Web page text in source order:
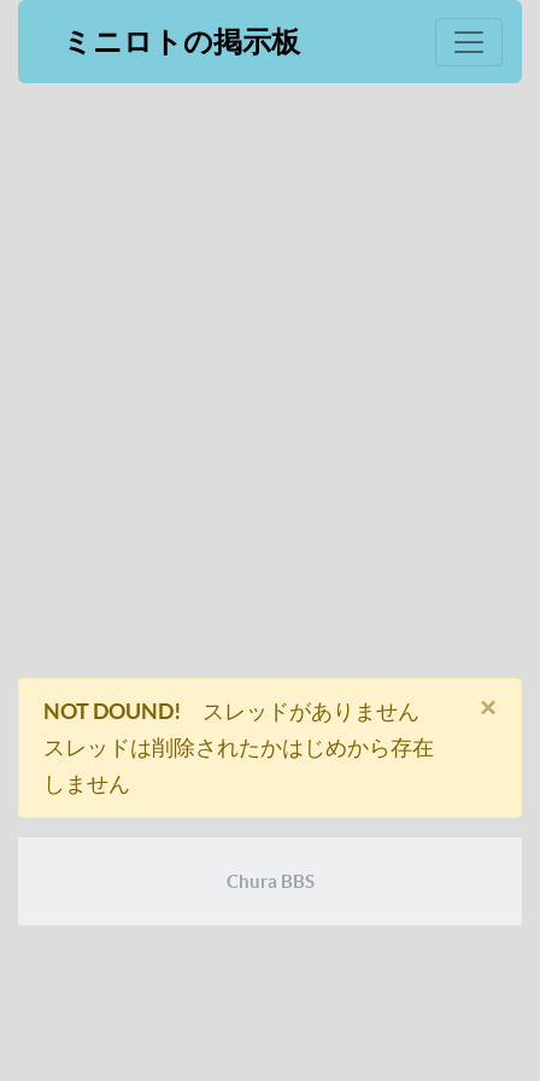
ミニロトの掲示板
NOT DOUND! スレッドがありません
スレッドは削除されたかはじめから存在
しません
×
Chura BBS